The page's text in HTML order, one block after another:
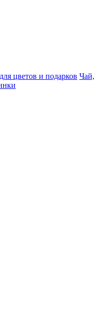
цветов и подарков Чай,